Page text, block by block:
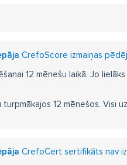
CrefoScore izmaiņas
12 mēnešu laikā. Jo lielāks
12 mēnešos. Visi
CrefoCert sertifikāts nav